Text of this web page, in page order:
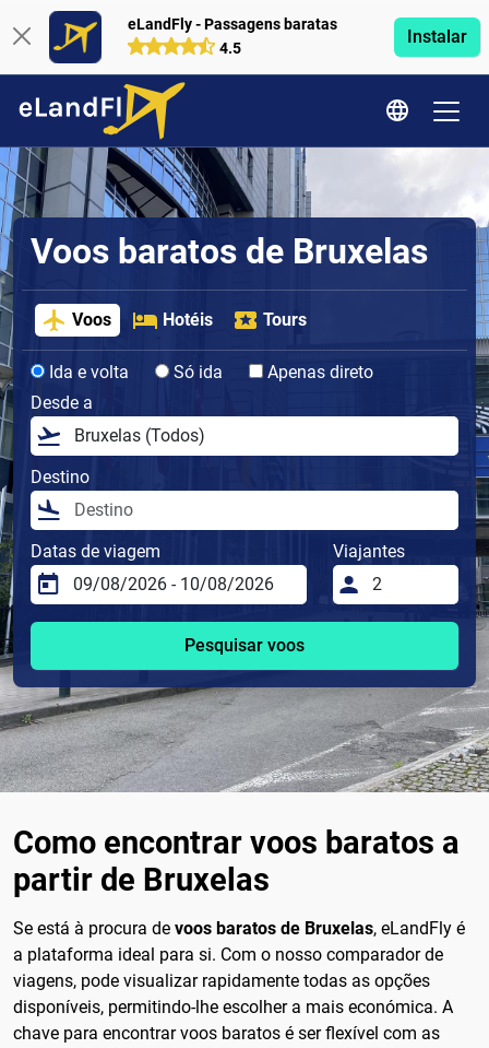
eLandFly - Passagens baratas
4.5
Instalar
Voos baratos de Bruxelas
Voos Hotéis Tours
Ida e volta Só ida
Apenas direto
Desde a
Destino
Datas de viagem Viajantes
Pesquisar voos
Como encontrar voos baratos a
partir de Bruxelas
Se está à procura de voos baratos de Bruxelas, eLandFly é
a plataforma ideal para si. Com o nosso comparador de
viagens, pode visualizar rapidamente todas as opções
disponíveis, permitindo-lhe escolher a mais económica. A
chave para encontrar voos baratos é ser flexível com as